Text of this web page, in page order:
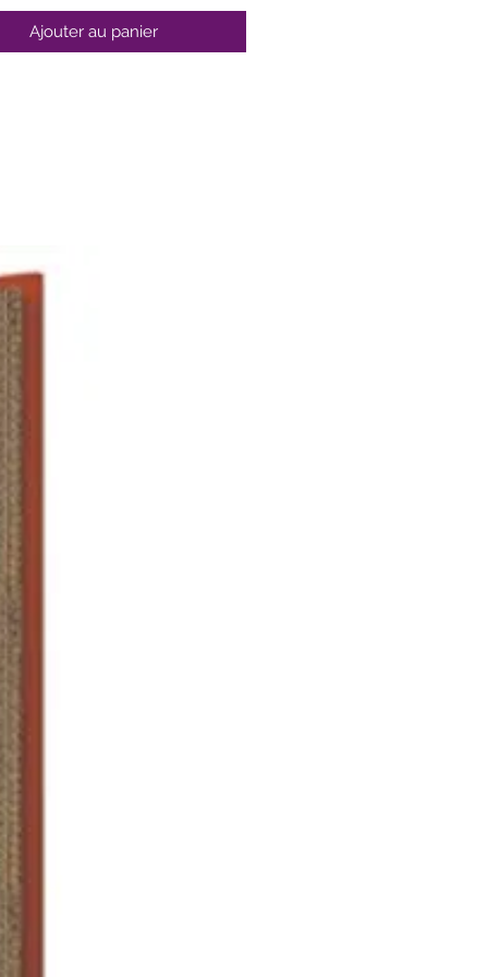
plus que le corps massif en
avec fond radiant innovant
céramiques BALLARINI
céramique CERAFORCE
: jusqu’à 5 fois plus
que nos précédents
céramiques*
rapide et uniforme de la
grâce au fond radiant
ergonomique en acier
avec fonction Stay Cool
au four
pour la préparation de plats
toute la famille
en Italie, design
Ajouter au panier